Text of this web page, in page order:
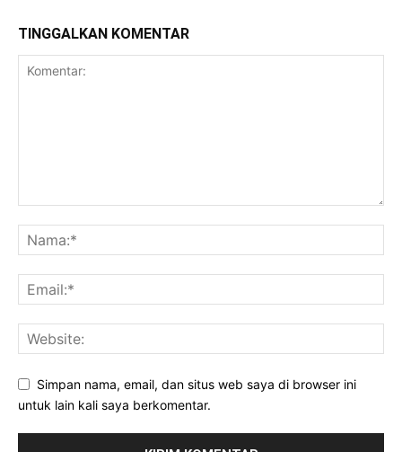
TINGGALKAN KOMENTAR
Simpan nama, email, dan situs web saya di browser ini
untuk lain kali saya berkomentar.